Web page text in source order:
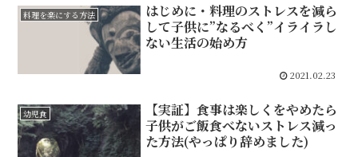
料理を楽にする方法
はじめに・料理のストレスを減ら
して子供に”なるべく”イライラし
ない生活の始め方
2021.02.23
幼児食
【実証】食事は楽しくをやめたら
子供がご飯食べないストレス減っ
た方法(やっぱり辞めました)